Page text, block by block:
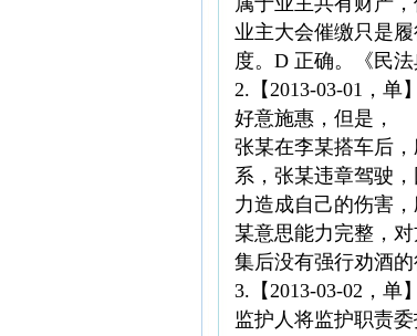
业主大会催缴只是
度。D 正确。《民
2.【2013-03-01，
好意施惠，但是，
张某在李某搭车后
系，张某违章驾驶
力造成自己的伤害
某意思能力完整，
集后没有强行劝酒
3.【2013-03-02，单
监护人将监护职责